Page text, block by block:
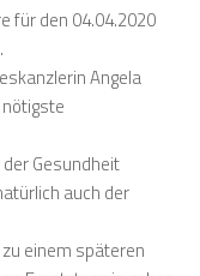
für den 04.04.2020
Angela
Gesundheit
auch der
einem späteren